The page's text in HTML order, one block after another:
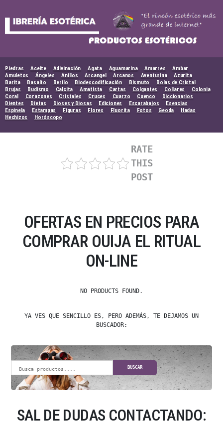
Piedras Aceite Adivinación Agata Aguamarina Amarres
Ambar
Amuletos
Ángeles Anillos Arcangel Arcanos Aventurina
Azurita
Barita
Basalto Berilo Biodescodificación Bismuto
Bolas de Cristal
Brujas
Budismo Calcita Amatista Cartas Colgantes Collares
Colonia
Coral
Corazones Cristales Cruces Cuarzo Cuenco
Diccionarios
Dientes
Dietas Dioses y Diosas Ediciones Escarabajos
Esencias
Espinela
Estampas Figuras Flores Fluorita Fotos Geoda
Hadas
Hechizos
Horóscopo
RATE
THIS
POST
OFERTAS EN PRECIOS PARA
COMPRAR OUIJA EL RITUAL
ON-LINE
NO PRODUCTS FOUND.
YA VES QUE SENCILLO ES, PERO ADEMÁS, TE DEJAMOS UN
BUSCADOR:
BUSCAR
SAL DE DUDAS CONTACTANDO: